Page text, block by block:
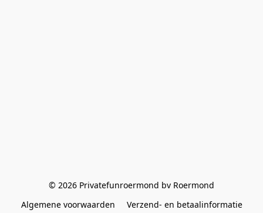
© 2026 Privatefunroermond bv Roermond
Algemene voorwaarden
Verzend- en betaalinformatie